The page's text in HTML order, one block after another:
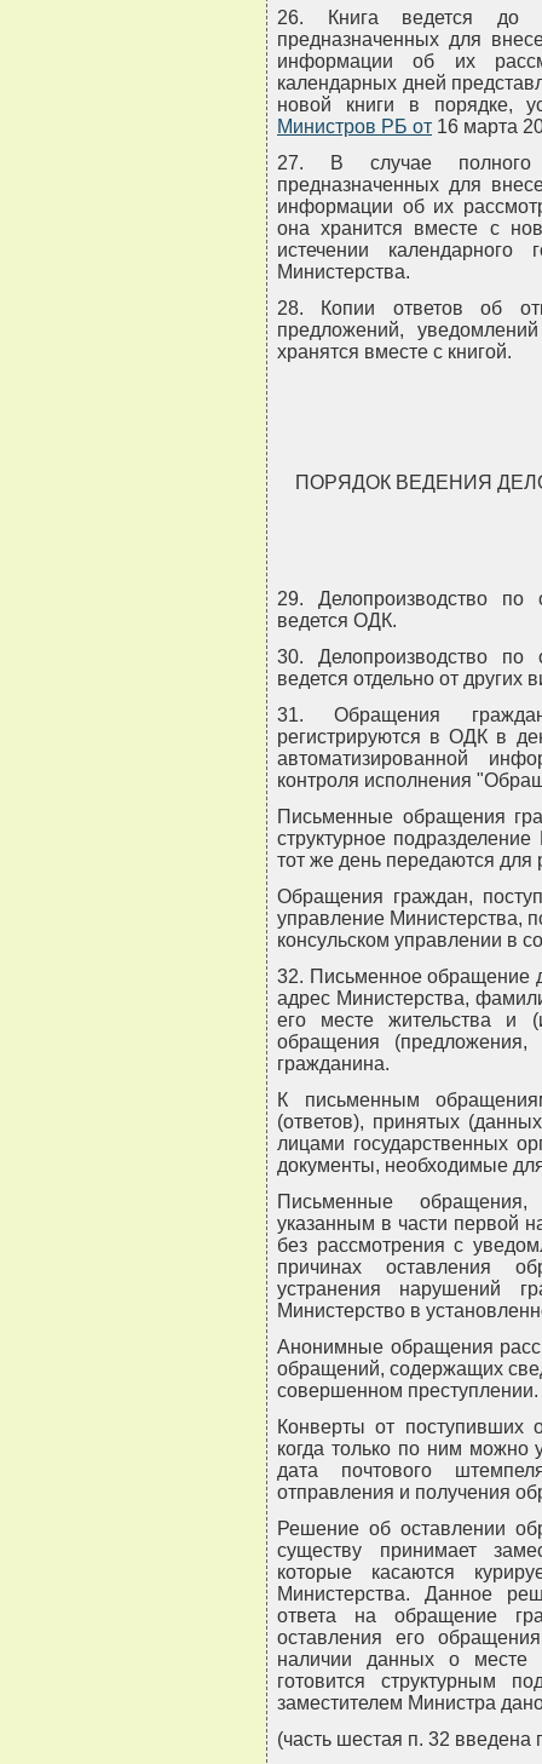
26. Книга ведется до
предназначенных для
информации об их
календарных дней
новой книги в порядке,
Министров РБ от 16 марта
27. В случае полного
предназначенных для
информации об их
она хранится вместе с
истечении
Министерства.
28. Копии ответов об
предложений,
хранятся вместе с книгой.
ПОРЯДОК ВЕДЕНИЯ
29. Делопроизводство по
ведется ОДК.
30. Делопроизводство по
ведется отдельно от других
31. Обращения
регистрируются в ОДК в
автоматизированной
контроля исполнения
Письменные обращения
структурное
тот же день передаются для
Обращения граждан,
управление Министерства,
консульском управлении в
32. Письменное обращение
адрес Министерства,
его месте жительства и
обращения
гражданина.
К письменным
(ответов), принятых
лицами государственных
документы, необходимые
Письменные обращения,
указанным в части первой
без рассмотрения с
причинах оставления
устранения нарушений
Министерство в
Анонимные обращения
обращений, содержащих
совершенном преступлении.
Конверты от поступивших
когда только по ним можно
дата почтового
отправления и получения
Решение об оставлении
существу принимает
которые касаются
Министерства. Данное
ответа на обращение
оставления его
наличии данных о месте
готовится структурным
заместителем Министра
(часть шестая п. 32